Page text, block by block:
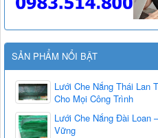
SẢN PHẨM NỔI BẬT
Lưới Che Nắng Thái Lan
Cho Mọi Công Trình
Lưới Che Nắng Đài Loan
Vững